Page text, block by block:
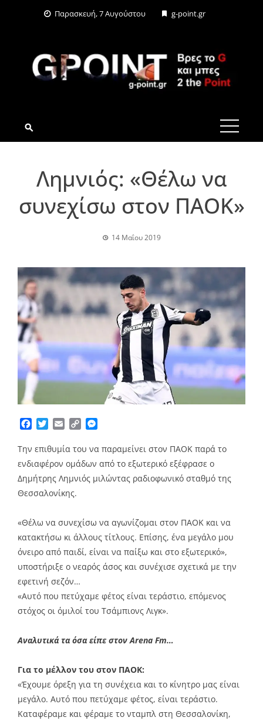
Παρασκευή, 7 Αυγούστου g-point.gr
G-POINT.GR
Λημνιός: «Θέλω να
συνεχίσω στον ΠΑΟΚ»
14 Μαΐου 2019
Facebook
TwitterEmailCopy
Την επιθυμία του να παραμείνει στον ΠΑΟΚ παρά το
ενδιαφέρον ομάδων από το εξωτερικό εξέφρασε ο
Δημήτρης Λημνιός μιλώντας ραδιοφωνικό σταθμό της
Θεσσαλονίκης.
«Θέλω να συνεχίσω να αγωνίζομαι στον ΠΑΟΚ και να
κατακτήσω κι άλλους τίτλους. Επίσης, ένα μεγάλο μου
όνειρο από παιδί, είναι να παίξω και στο εξωτερικό»,
υποστήριξε ο νεαρός άσος και συνέχισε σχετικά με την
εφετινή σεζόν…
«Αυτό που πετύχαμε φέτος είναι τεράστιο, επόμενος
στόχος οι όμιλοί του Τσάμπιονς Λιγκ».
Αναλυτικά τα όσα είπε στον Arena Fm…
Για το μέλλον του στον ΠΑΟΚ:
«Έχουμε όρεξη για τη συνέχεια και το κίνητρο μας είναι
μεγάλο. Αυτό που πετύχαμε φέτος, είναι τεράστιο.
Καταφέραμε και φέραμε το νταμπλ στη Θεσσαλονίκη,